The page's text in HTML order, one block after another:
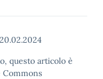
20.02.2024
questo articolo è
Commons